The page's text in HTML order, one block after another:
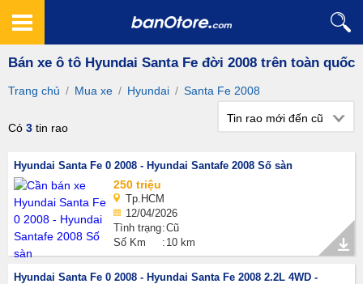
Bán xe ô tô Hyundai Santa Fe đời 2008 trên toàn quốc
Trang chủ / Mua xe / Hyundai / Santa Fe 2008
Có 3 tin rao
Tin rao mới đến cũ
Hyundai Santa Fe 0 2008 - Hyundai Santafe 2008 Số sàn
250 triệu
Tp.HCM
12/04/2026
Tình trạng Cũ
Số Km
10 km
Hyundai Santa Fe 0 2008 - Hyundai Santa Fe 2008 2.2L 4WD -